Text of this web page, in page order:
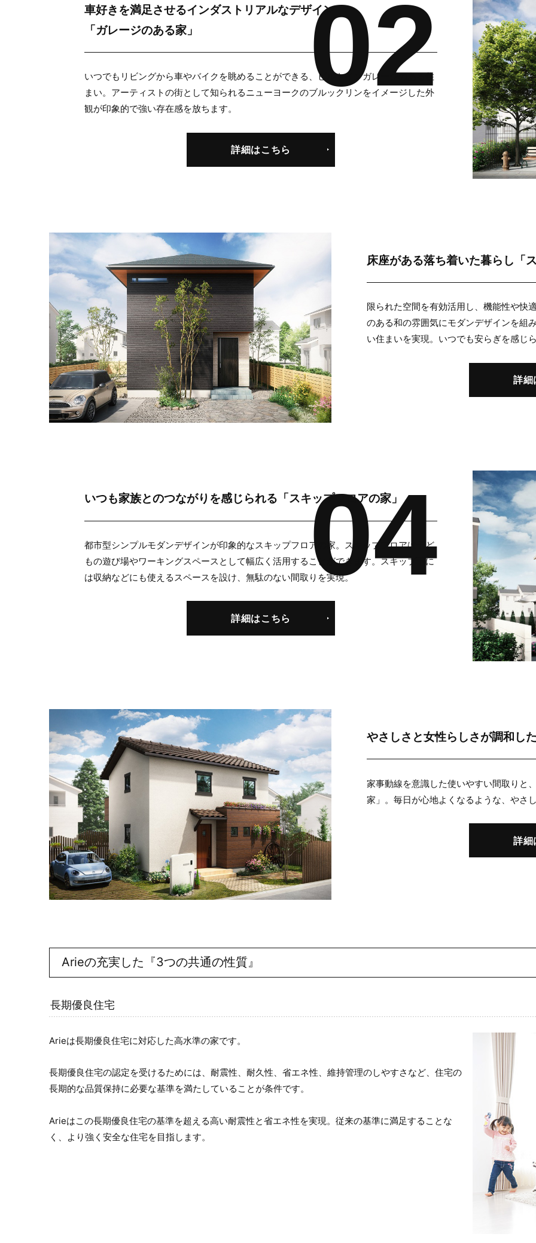
車好きを満足させるインダストリアルなデザイン
「ガレージのある家」
いつでもリビングから車やバイクを眺めることができる、ビルトインガレージのある住
まい。アーティストの街として知られるニューヨークのブルックリンをイメージした外
観が印象的で強い存在感を放ちます。
詳細はこちら
床座がある落ち着いた暮らし 「
限られた空間を有効活用し、機能性や快
のある和の雰囲気にモダンデザインを組
い住まいを実現。いつでも安らぎを感じ
詳細
いつも家族とのつながりを感じられる 「スキップフロアの家」
都市型シンプルモダンデザインが印象的なスキップフロアの家。スキップフロアは子ど
もの遊び場やワーキングスペースとして幅広く活用することができます。スキップ下に
は収納などにも使えるスペースを設け、無駄のない間取りを実現。
詳細はこちら
やさしさと女性らしさが調和し
家事動線を意識した使いやすい間取りと
家」。毎日が心地よくなるような、やさ
詳細
Arieの充実した『3つの共通の性質』
長期優良住宅
Arieは長期優良住宅に対応した高水準の家です。
長期優良住宅の認定を受けるためには、耐震性、耐久性、省エネ性、維持管理のしやすさなど、住宅の
長期的な品質保持に必要な基準を満たしていることが条件です。
Arieはこの長期優良住宅の基準を超える高い耐震性と省エネ性を実現。従来の基準に満足することな
く、より強く安全な住宅を目指します。